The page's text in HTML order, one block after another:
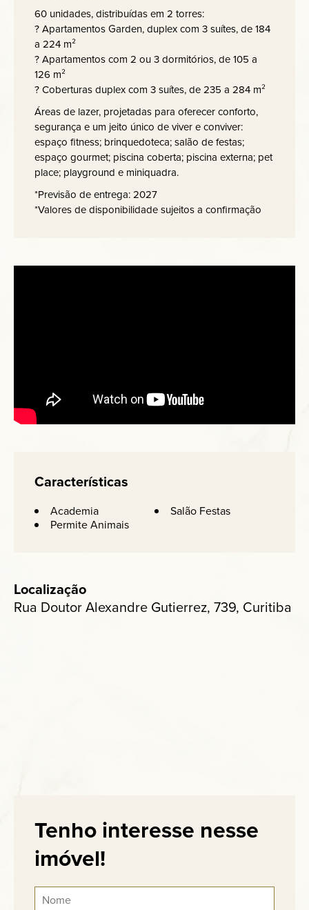
60 unidades, distribuídas em 2 torres:
? Apartamentos Garden, duplex com 3 suítes, de 184
a 224 m²
? Apartamentos com 2 ou 3 dormitórios, de 105 a
126 m²
? Coberturas duplex com 3 suítes, de 235 a 284 m²
Áreas de lazer, projetadas para oferecer conforto,
segurança e um jeito único de viver e conviver:
espaço fitness; brinquedoteca; salão de festas;
espaço gourmet; piscina coberta; piscina externa; pet
place; playground e miniquadra.
*Previsão de entrega: 2027
*Valores de disponibilidade sujeitos a confirmação
Características
Academia
Salão Festas
Permite Animais
Localização
Rua Doutor Alexandre Gutierrez, 739, Curitiba
Tenho interesse nesse
imóvel!